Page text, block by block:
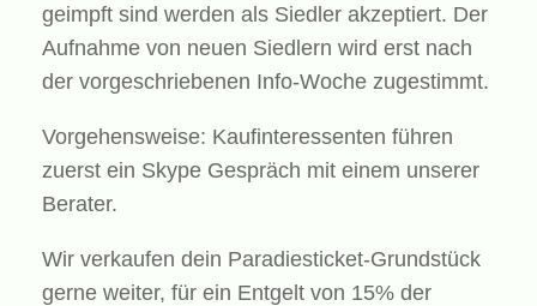
geimpft sind werden als Siedler akzeptiert. Der
Aufnahme von neuen Siedlern wird erst nach
der vorgeschriebenen Info-Woche zugestimmt.
Vorgehensweise: Kaufinteressenten führen
zuerst ein Skype Gespräch mit einem unserer
Berater.
Wir verkaufen dein Paradiesticket-Grundstück
gerne weiter, für ein Entgelt von 15% der